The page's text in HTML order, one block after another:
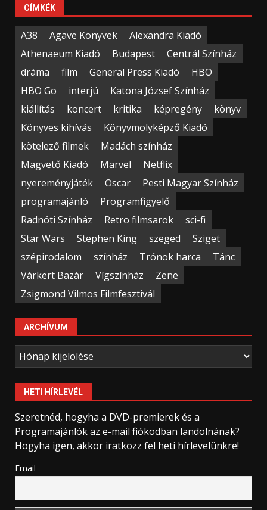
CÍMKÉK
A38 Agave Könyvek
Alexandra Kiadó
Athenaeum Kiadó
Budapest
Centrál Színház
dráma
film General Press Kiadó
HBO
HBO Go
interjú
Katona József Színház
kiállítás
koncert kritika képregény
könyv
Könyves kihívás
Könyvmolyképző Kiadó
kötelező filmek
Madách színház
Magvető Kiadó
Marvel
Netflix
nyereményjáték
Oscar
Pesti Magyar Színház
programajánló
Programfigyelő
Radnóti Színház
Retro filmsarok
sci-fi
Star Wars
Stephen King szeged
Sziget
szépirodalom
színház Trónok harca
Tánc
Várkert Bazár
Vígszínház
Zene
Zsigmond Vilmos Filmfesztivál
ARCHÍVUM
Archívum
HETI HÍRLEVÉL
Szeretnéd, hogyha a DVD-premierek és a
Programajánlók az e-mail fiókodban landolnának?
Hogyha igen, akkor iratkozz fel heti hírlevelünkre!
Email